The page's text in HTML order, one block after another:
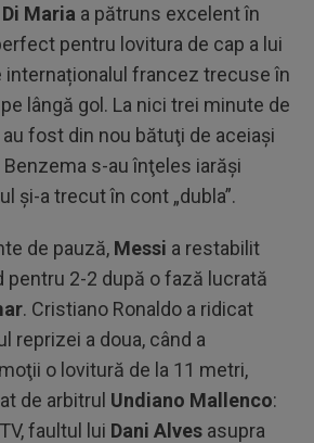
Di Maria a pătruns excelent în
pentru lovitura de cap a lui
internaționalul francez trecuse în
lângă gol. La nici trei minute de
au fost din nou bătuţi de aceiaşi
Benzema s-au înţeles iarăși
şi-a trecut în cont „dubla”.
de pauză, Messi a restabilit
pentru 2-2 după o fază lucrată
. Cristiano Ronaldo a ridicat
reprizei a doua, când a
o lovitură de la 11 metri,
de arbitrul Undiano Mallenco:
faultul lui Dani Alves asupra